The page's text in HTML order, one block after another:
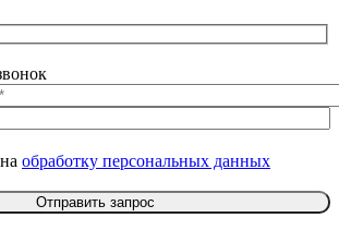
на обработку персональных данных